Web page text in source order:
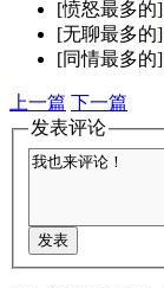
[愤怒最多的]
[无聊最多的]
[同情最多的]
上一篇 下一篇
发表评论